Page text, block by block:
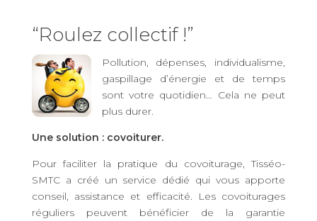
“Roulez collectif !”
Pollution, dépenses, individualisme,
gaspillage d’énergie et de temps
sont votre quotidien… Cela ne peut
plus durer.
Une solution : covoiturer.
Pour faciliter la pratique du covoiturage, Tisséo-
SMTC a créé un service dédié qui vous apporte
conseil, assistance et efficacité. Les covoiturages
réguliers peuvent bénéficier de la garantie